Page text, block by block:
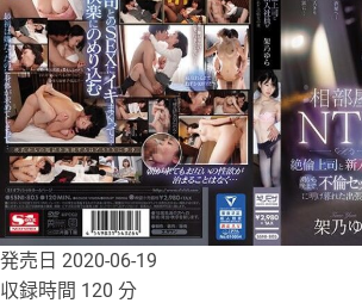
発売日 2020-06-19
収録時間 120 分